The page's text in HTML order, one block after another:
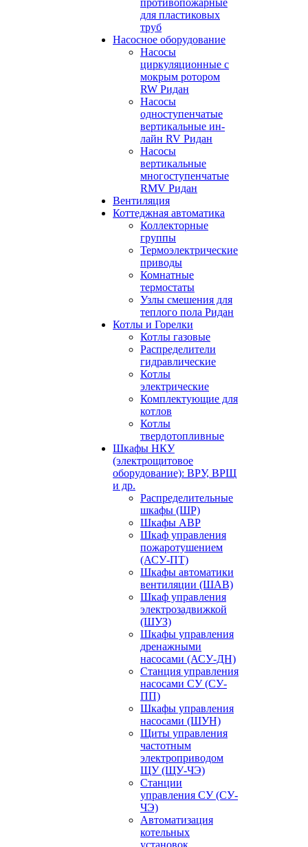
противопожарные
для пластиковых
труб
Насосное оборудование
Насосы
циркуляционные с
мокрым ротором
RW Ридан
Насосы
одноступенчатые
вертикальные ин-
лайн RV Ридан
Насосы
вертикальные
многоступенчатые
RMV Ридан
Вентиляция
Коттеджная автоматика
Коллекторные
группы
Термоэлектрические
приводы
Комнатные
термостаты
Узлы смешения для
теплого пола Ридан
Котлы и Горелки
Котлы газовые
Распределители
гидравлические
Котлы
электрические
Комплектующие для
котлов
Котлы
твердотопливные
Шкафы НКУ
(электрощитовое
оборудование): ВРУ, ВРЩ
и др.
Распределительные
шкафы (ШР)
Шкафы АВР
Шкаф управления
пожаротушением
(АСУ-ПТ)
Шкафы автоматики
вентиляции (ШАВ)
Шкаф управления
электрозадвижкой
(ШУЗ)
Шкафы управления
дренажными
насосами (АСУ-ДН)
Станция управления
насосами СУ (СУ-
ПП)
Шкафы управления
насосами (ШУН)
Щиты управления
частотным
электроприводом
ЩУ (ЩУ-ЧЭ)
Станции
управления СУ (СУ-
ЧЭ)
Автоматизация
котельных
установок